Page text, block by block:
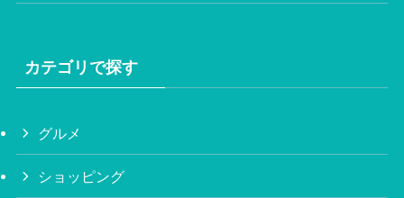
カテゴリで探す
グルメ
ショッピング